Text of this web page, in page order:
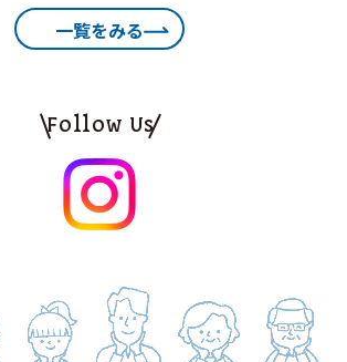
一覧をみる
Follow Us